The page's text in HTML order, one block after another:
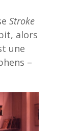
Stroke
alors
une
–